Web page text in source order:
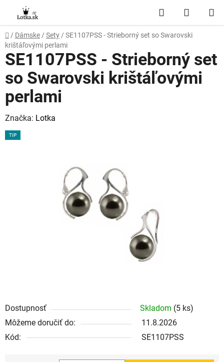
obsah
Hľadať
KOŠÍK
Domov
/ Dámske / Sety / SE1107PSS - Strieborný set so Swarovski
krištáľovými perlami
Dostupnosť Skladom (5 ks)
Môžeme doručiť do:
11.8.2026
Kód:
SE1107PSS
SE1107PSS - Strieborný set
so Swarovski krištáľovými
perlami
Značka: Lotka
TIP